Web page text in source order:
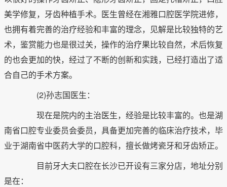
美学修复，牙齿种植手术。医生曾经在湘雅口腔医学院进修，
也拥有着完善的治疗经验和丰富的理念，见解是比较独特的艺
术，鉴赏能力也是很过关，操作的治疗果比较自然，术后恢复
的也会更加的快，经过了不断的创新和实践，已经打造出了适
合自己的手术方案。
(2)孙志国医生：
现在是院内的主治医生，经验是比较丰富的。也是湖
南省口腔专业委员会委员，具备更加完善的临床治疗技术，毕
业于湖南省中医药大学的口腔科，擅长做烤瓷牙和牙齿矫正。
目前牙大夫口腔在长沙已开设有三家分店，地址分别
是在：